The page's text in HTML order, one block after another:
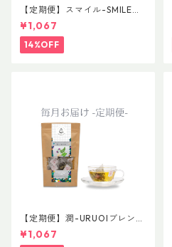
【定期便】スマイル-SMILE
普通サイズ
¥1,067
14%OFF
【定期便】潤-URUOIブレン
ド 普通サイズ
¥1,067